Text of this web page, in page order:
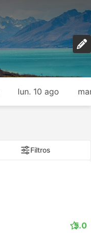
lun. 10 ago
Filtros
5.0